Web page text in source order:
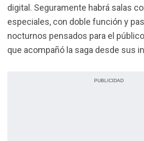
digital. Seguramente habrá salas
especiales, con doble función y
nocturnos pensados para el
que acompañó la saga desde sus
PUBLICIDAD